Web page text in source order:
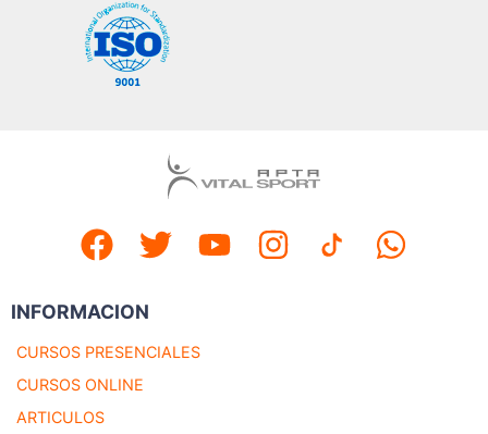
INFORMACION
CURSOS PRESENCIALES
CURSOS ONLINE
ARTICULOS